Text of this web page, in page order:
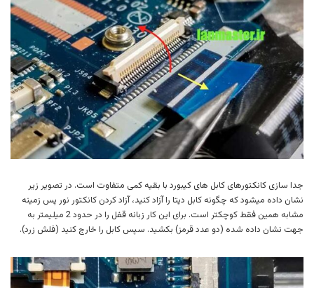
جدا سازی کانکتورهای کابل های کیبورد با بقیه کمی متفاوت است. در تصویر زیر
نشان داده میشود که چگونه کابل دیتا را آزاد کنید، آزاد کردن کانکتور نور پس زمینه
مشابه همین فقط کوچکتر است. برای این کار زبانه قفل را در حدود 2 میلیمتر به
جهت نشان داده شده (دو عدد قرمز) بکشید. سپس کابل را خارج کنید (فلش زرد).